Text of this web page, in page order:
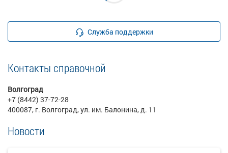
Служба поддержки
Контакты справочной
Волгоград
+7 (8442) 37-72-28
400087, г. Волгоград, ул. им. Балонина, д. 11
Новости